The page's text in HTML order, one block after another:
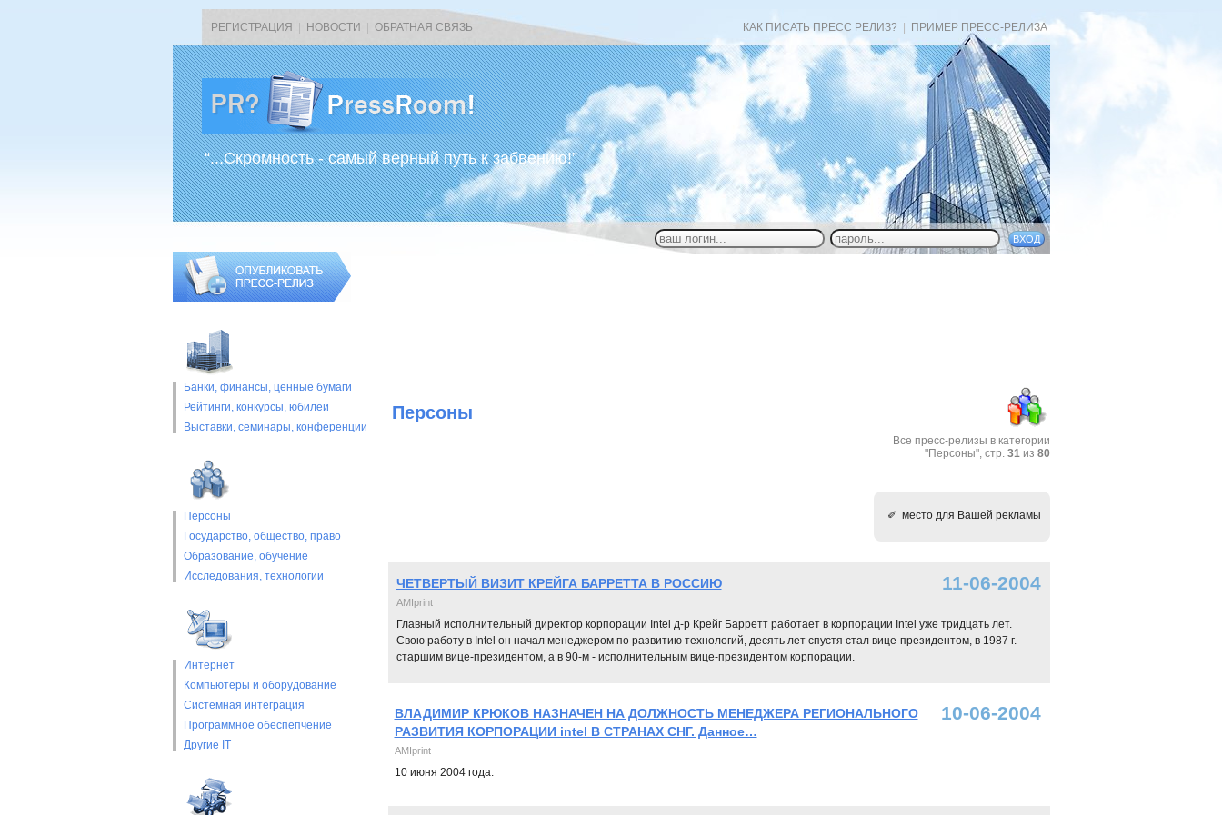
РЕГИСТРАЦИЯ НОВОСТИ ОБРАТНАЯ СВЯЗЬ КАК ПИСАТЬ ПРЕСС РЕЛИЗ? ПРИМЕР ПРЕСС-РЕЛИЗА
“...Скромность - самый верный путь к забвению!”
Банки, финансы, ценные бумаги
Рейтинги, конкурсы, юбилеи
Выставки, cеминары, конференции
Персоны
Государство, общество, право
Образование, обучение
Исследования, технологии
Интернет
Компьютеры и оборудование
Системная интеграция
Программное обеспепчение
Другие IT
Персоны
Все пресс-релизы в категории
"Персоны", стр. 31из 80
✐ место для Вашей рекламы
ЧЕТВЕРТЫЙ ВИЗИТ КРЕЙГА БАРРЕТТА В РОССИЮ 11-06-2004
AMIprint
Главный исполнительный директор корпорации Intel д-р Крейг Барретт работает в корпорации Intel уже тридцать лет.
Свою работу в Intel он начал менеджером по развитию технологий, десять лет спустя стал вице-президентом, в 1987 г. –
старшим вице-президентом, а в 90-м - исполнительным вице-президентом корпорации.
ВЛАДИМИР КРЮКОВ НАЗНАЧЕН НА ДОЛЖНОСТЬ МЕНЕДЖЕРА РЕГИОНАЛЬНОГО
РАЗВИТИЯ КОРПОРАЦИИ intel В СТРАНАХ СНГ. Данное…
10-06-2004
AMIprint
10 июня 2004 года.